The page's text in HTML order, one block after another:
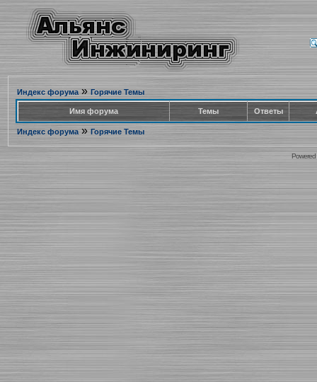
Индекс форума» Горячие Темы
Имя форума Темы Ответы
Индекс форума» Горячие Темы